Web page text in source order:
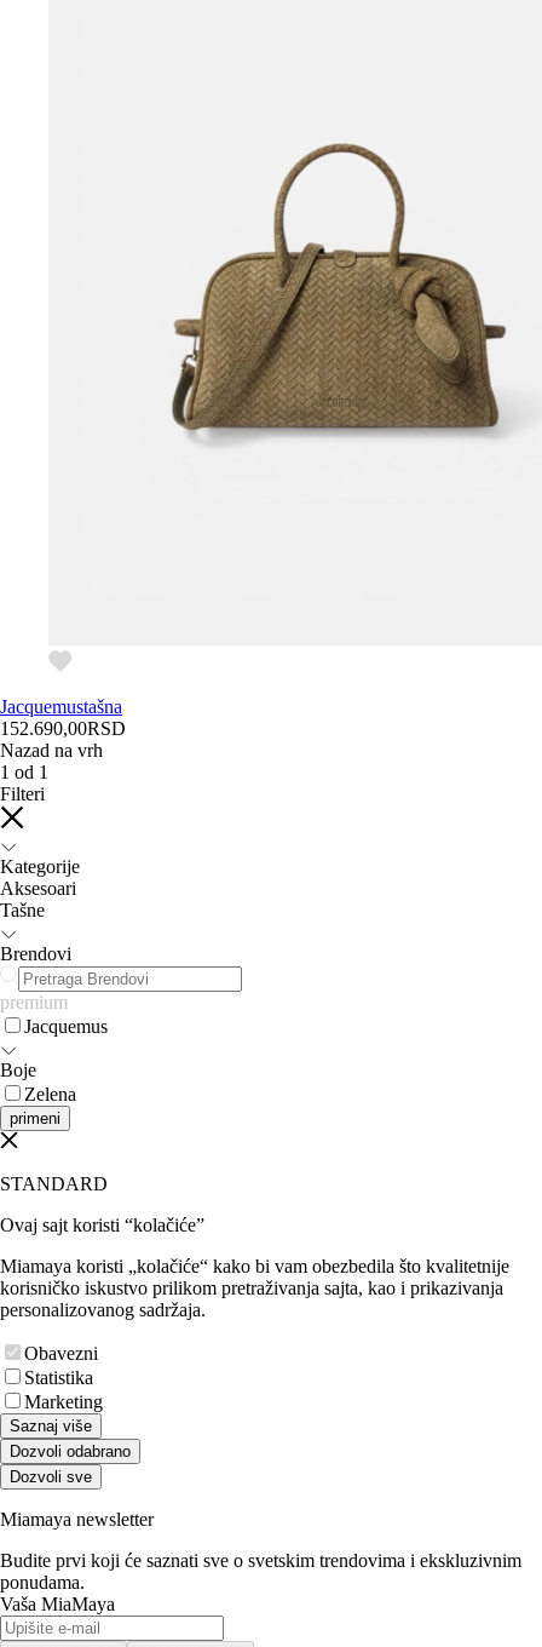
Jacquemustašna
152.690,00RSD
Nazad na vrh
1 od 1
Filteri
Kategorije
Aksesoari
Tašne
Brendovi
premium
Jacquemus
Boje
Zelena
primeni
STANDARD
Ovaj sajt koristi “kolačiće”
Miamaya koristi „kolačiće“ kako bi vam obezbedila što kvalitetnije
korisničko iskustvo prilikom pretraživanja sajta, kao i prikazivanja
personalizovanog sadržaja.
Obavezni
Statistika
Marketing
Saznaj više
Dozvoli odabrano
Dozvoli sve
Miamaya newsletter
Budite prvi koji će saznati sve o svetskim trendovima i ekskluzivnim
ponudama.
Vaša MiaMaya